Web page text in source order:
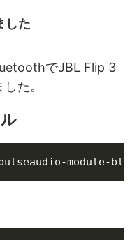
した
でJBL Flip 3
た。